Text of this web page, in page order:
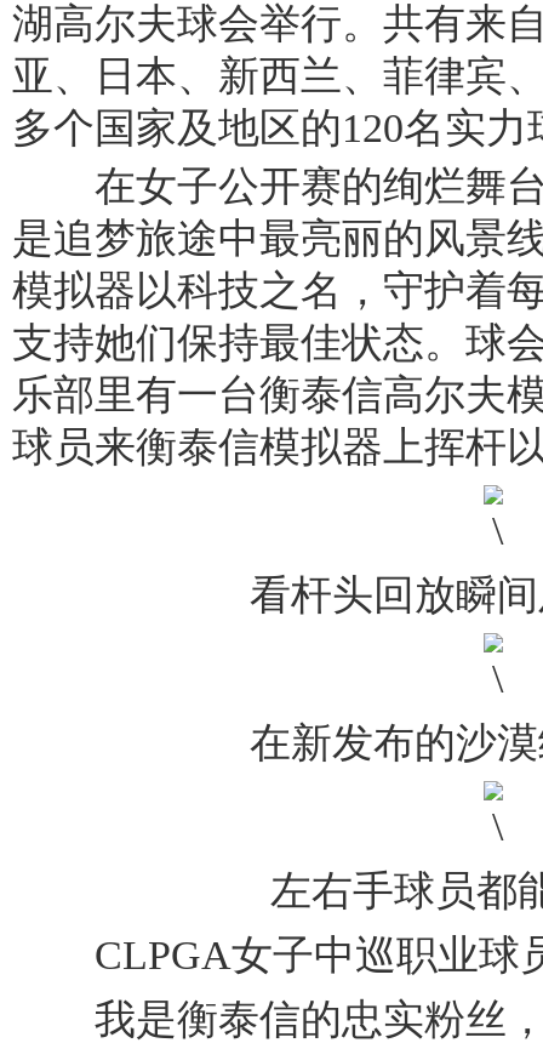
湖高尔夫球会举行。共有来
亚、日本、新西兰、菲律宾
多个国家及地区的120名实力
在女子公开赛的绚烂舞台
是追梦旅途中最亮丽的风景
模拟器以科技之名，守护着
支持她们保持最佳状态。球
乐部里有一台衡泰信高尔夫
球员来衡泰信模拟器上挥杆
看杆头回放瞬
在新发布的沙
左右手球员都
CLPGA女子中巡职业球
我是衡泰信的忠实粉丝，